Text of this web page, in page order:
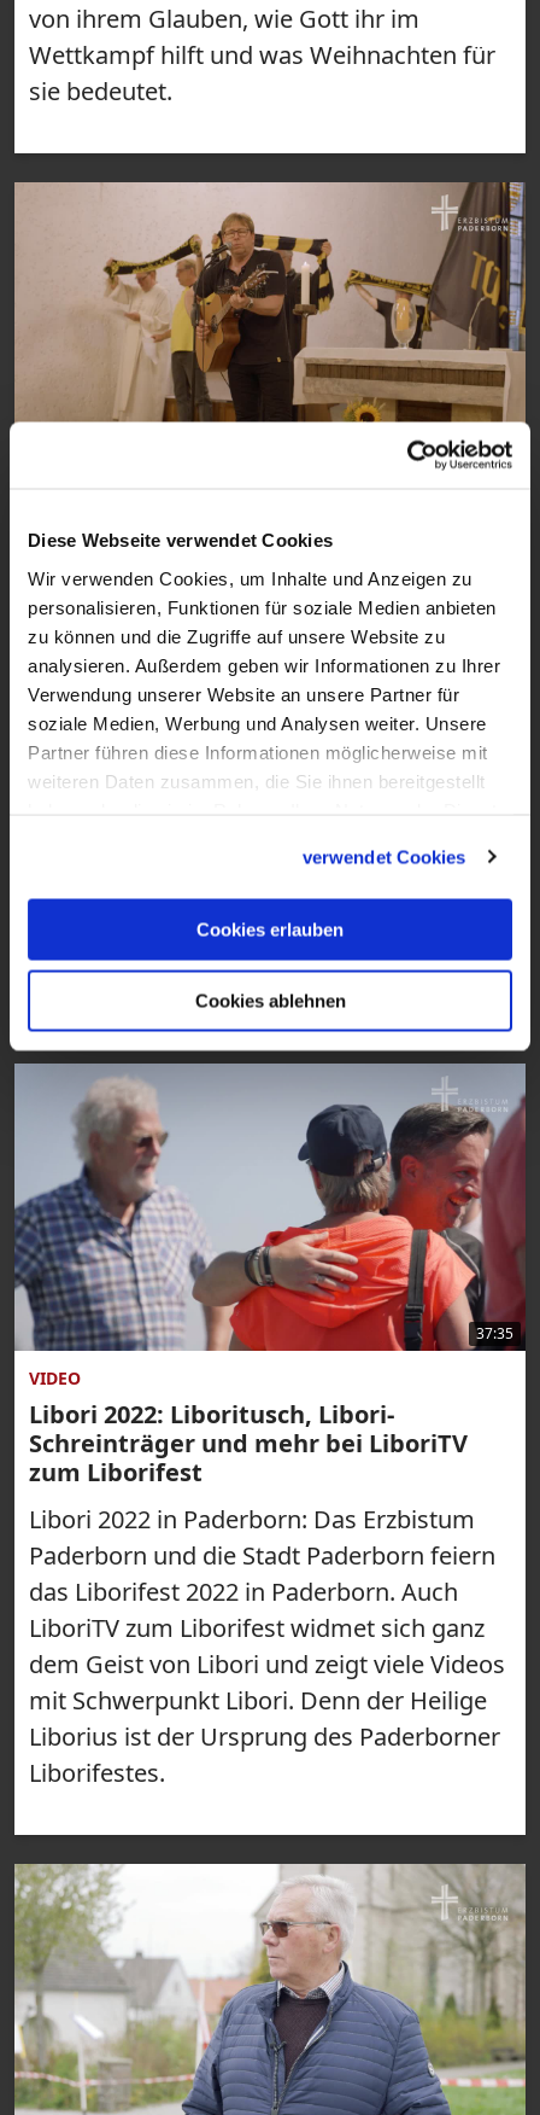
Diese Webseite verwendet Cookies
Wir verwenden Cookies, um Inhalte und Anzeigen zu
personalisieren, Funktionen für soziale Medien anbieten
zu können und die Zugriffe auf unsere Website zu
analysieren. Außerdem geben wir Informationen zu Ihrer
Verwendung unserer Website an unsere Partner für
soziale Medien, Werbung und Analysen weiter. Unsere
Partner führen diese Informationen möglicherweise mit
weiteren Daten zusammen, die Sie ihnen bereitgestellt
verwendet Cookies
Cookies erlauben
Cookies ablehnen
von ihrem Glauben, wie Gott ihr im
Wettkampf hilft und was Weihnachten für
sie bedeutet.
31:54
Kirche mal anders - LiboriTV im
Kirche mal anders, das ist das Motto dieser
Folge von LiboriTV. Wir haben uns im
Erzbistum Paderborn umgeschaut nach
kreativen, innovativen Projekten und
Ideen, wie Kirche gelingen und Glaube
gelebt werden kann. Denn Katholische
Sonntagsgottesdienst, sondern noch viel
mehr als das. Was Kirche alles sein kann,
zeigen wir hier bei LiboriTV aus dem
Erzbistum Paderborn.
37:35
VIDEO
Libori 2022: Liboritusch, Libori-
Schreinträger und mehr bei LiboriTV
zum Liborifest
Libori 2022 in Paderborn: Das Erzbistum
Paderborn und die Stadt Paderborn feiern
das Liborifest 2022 in Paderborn. Auch
LiboriTV zum Liborifest widmet sich ganz
dem Geist von Libori und zeigt viele Videos
mit Schwerpunkt Libori. Denn der Heilige
Liborius ist der Ursprung des Paderborner
Liborifestes.